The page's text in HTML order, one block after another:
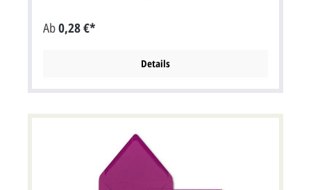
Nassklebung im Format: 15,5 x 15,5 cm Breite x Höhe
Ab0,28 €*
Details